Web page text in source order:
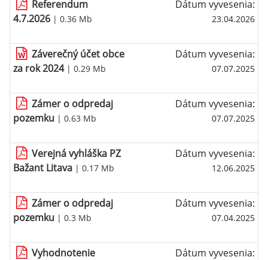
Referendum
4.7.2026 | 0.36 Mb
Dátum vyvesenia:
23.04.2026
Záverečný účet obce
za rok 2024| 0.29 Mb
Dátum vyvesenia:
07.07.2025
Zámer o odpredaj
pozemku | 0.63 Mb
Dátum vyvesenia:
07.07.2025
Verejná vyhláška PZ
Bažant Litava | 0.17 Mb
Dátum vyvesenia:
12.06.2025
Zámer o odpredaj
pozemku | 0.3 Mb
Dátum vyvesenia:
07.04.2025
Vyhodnotenie
Dátum vyvesenia: